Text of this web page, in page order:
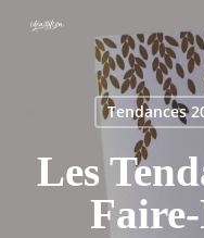
Tendances
Les